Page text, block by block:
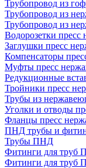
Трубопровод из
Трубопровод из
Трубопровод из
Водорозетки пресс
Заглушки пресс
Компенсаторы
Муфты пресс
Редукционные
Тройники пресс
Трубы из
Уголки и отводы
Фланцы пресс
ПНД трубы и
Трубы ПНД
Фитинги для труб
Фитинги для труб